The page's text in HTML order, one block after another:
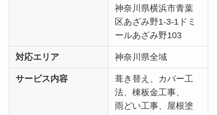
神奈川県横浜市青葉
区あざみ野1-3-1ドミ
ールあざみ野103
対応エリア 神奈川県全域
サービス内容
葺き替え、カバー工
法、棟板金工事、
雨どい工事、屋根塗